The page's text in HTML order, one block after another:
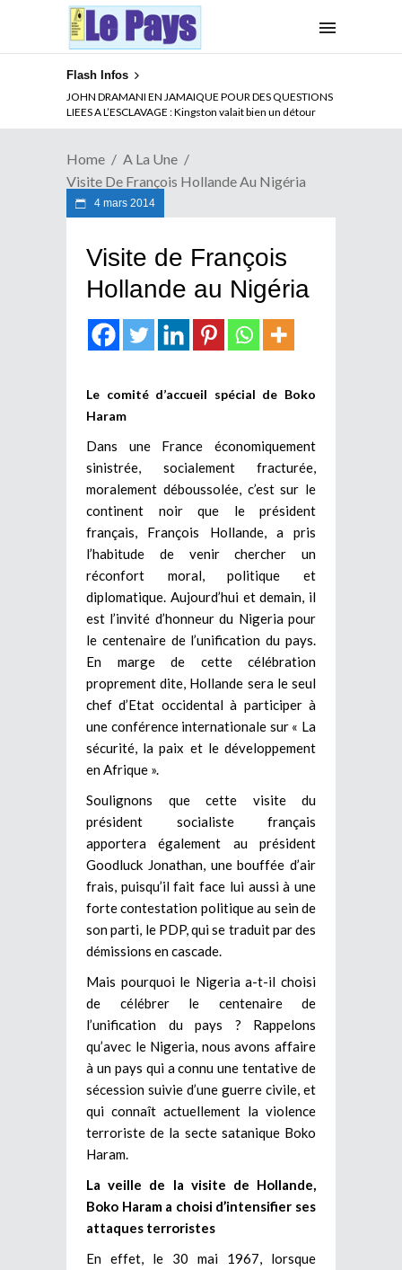
Flash Infos
ABSENCE PROLONGEE DE PAUL BIYA DU CAMEROUN :
Qui pilote le Cameroun ?
Home
A La Une
Visite De François Hollande Au Nigéria
4 mars 2014
Visite de François
Hollande au Nigéria
Le comité d’accueil spécial de Boko
Haram
Dans une France économiquement
sinistrée, socialement fracturée,
moralement déboussolée, c’est sur le
continent noir que le président
français, François Hollande, a pris
l’habitude de venir chercher un
réconfort moral, politique et
diplomatique. Aujourd’hui et demain, il
est l’invité d’honneur du Nigeria pour
le centenaire de l’unification du pays.
En marge de cette célébration
proprement dite, Hollande sera le seul
chef d’Etat occidental à participer à
une conférence internationale sur « La
sécurité, la paix et le développement
en Afrique ».
Soulignons que cette visite du
président socialiste français
apportera également au président
Goodluck Jonathan, une bouffée d’air
frais, puisqu’il fait face lui aussi à une
forte contestation politique au sein de
son parti, le PDP, qui se traduit par des
démissions en cascade.
Mais pourquoi le Nigeria a-t-il choisi
de célébrer le centenaire de
l’unification du pays ? Rappelons
qu’avec le Nigeria, nous avons affaire
à un pays qui a connu une tentative de
sécession suivie d’une guerre civile, et
qui connaît actuellement la violence
terroriste de la secte satanique Boko
Haram.
La veille de la visite de Hollande,
Boko Haram a choisi d’intensifier ses
attaques terroristes
En effet, le 30 mai 1967, lorsque